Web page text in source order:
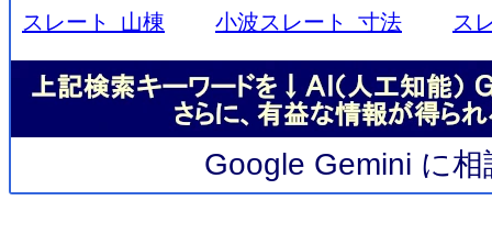
スレート 山棟
小波スレート 寸法 ス
Google Gemini に